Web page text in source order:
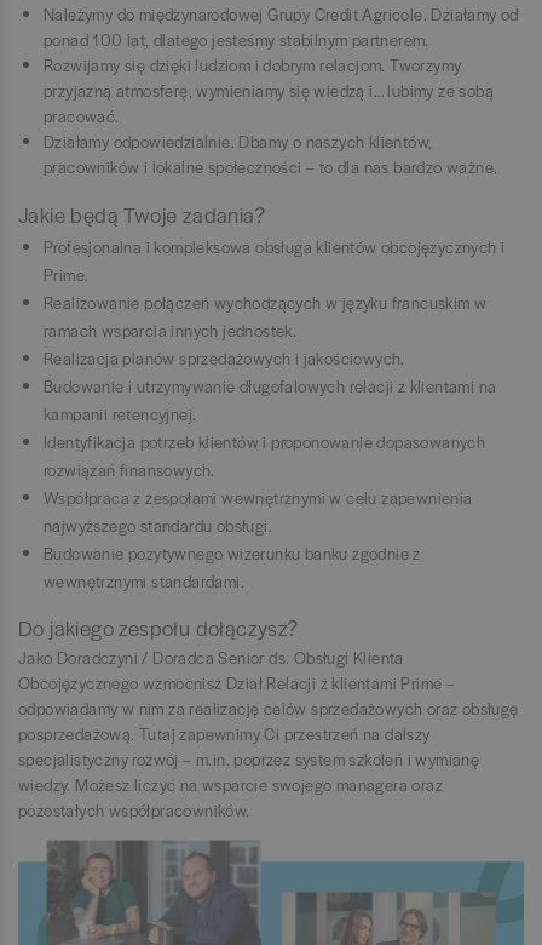
Należymy do międzynarodowej Grupy Credit Agricole. Działamy od
ponad 100 lat, dlatego jesteśmy stabilnym partnerem.
Rozwijamy się dzięki ludziom i dobrym relacjom. Tworzymy
przyjazną atmosferę, wymieniamy się wiedzą i… lubimy ze sobą
pracować.
Działamy odpowiedzialnie. Dbamy o naszych klientów,
pracowników i lokalne społeczności – to dla nas bardzo ważne.
Jakie będą Twoje zadania?
Profesjonalna i kompleksowa obsługa klientów obcojęzycznych i
Prime.
Realizowanie połączeń wychodzących w języku francuskim w
ramach wsparcia innych jednostek.
Realizacja planów sprzedażowych i jakościowych.
Budowanie i utrzymywanie długofalowych relacji z klientami na
kampanii retencyjnej.
Identyfikacja potrzeb klientów i proponowanie dopasowanych
rozwiązań finansowych.
Współpraca z zespołami wewnętrznymi w celu zapewnienia
najwyższego standardu obsługi.
Budowanie pozytywnego wizerunku banku zgodnie z
wewnętrznymi standardami.
Do jakiego zespołu dołączysz?
Jako Doradczyni / Doradca Senior ds. Obsługi Klienta
Obcojęzycznego wzmocnisz Dział Relacji z klientami Prime –
odpowiadamy w nim za realizację celów sprzedażowych oraz obsługę
posprzedażową. Tutaj zapewnimy Ci przestrzeń na dalszy
specjalistyczny rozwój – m.in. poprzez system szkoleń i wymianę
wiedzy. Możesz liczyć na wsparcie swojego managera oraz
pozostałych współpracowników.